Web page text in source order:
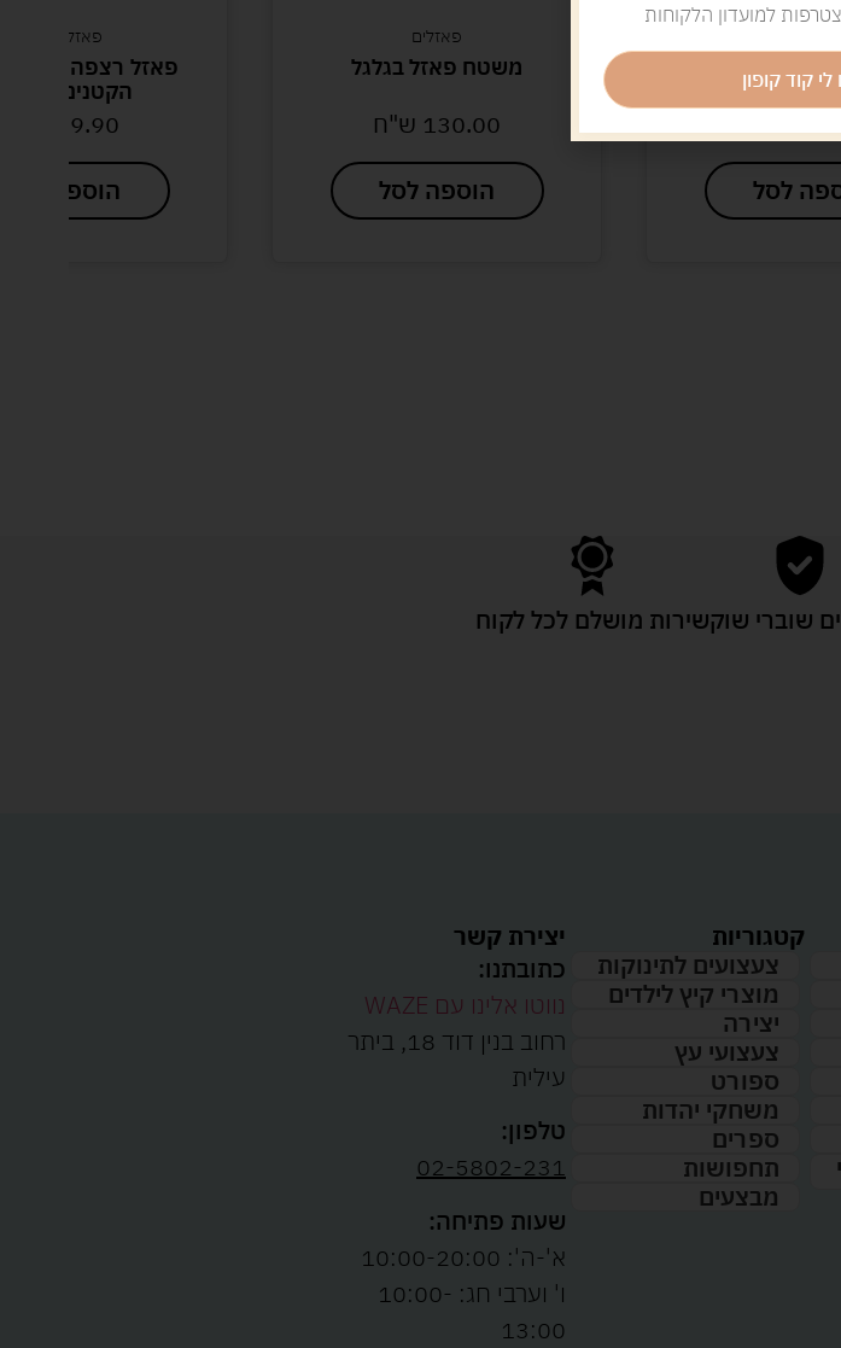
כחול
לסל
פאזלים
משטח פאזל בגלגל
130.00 ש"ח
הוספה לסל
פאזל רצפה
פאזל רצפה ענק-
הקטנים 24 חל'
39.90
הוספה לסל
שוברי שוקשירות מושלם לכל לקוח
קטגוריות
צעצועים לתינוקות
מוצרי קיץ לילדים
יצירה
צעצועי עץ
ספורט
משחקי יהדות
ספרים
תחפושות
מבצעים
יצירת קשר
כתובתנו:
נווטו אלינו עם WAZE
רחוב בנין דוד 18, ביתר
עילית
טלפון:
02-5802-231
שעות פתיחה:
א'-ה': 10:00-20:00
ו' וערבי חג: 10:00-
13:00
למועדון הלקוחות
קוד קופון